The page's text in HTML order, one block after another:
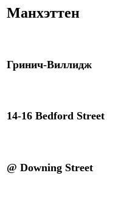
Манхэттен
Гринич-Виллидж
14-16 Bedford Street
@ Downing Street